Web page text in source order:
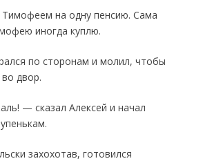
на одну пен­сию. Сама
иногда куп­лю.
по сторонам и мо­лил, чтобы
двор.
— сказал Алексей и начал
захохотав, готовился